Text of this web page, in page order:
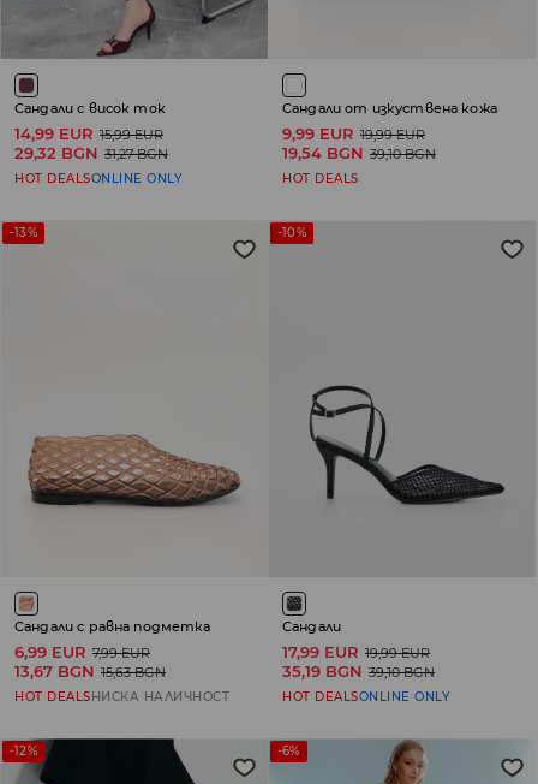
Сандали с висок ток
14,99 EUR 15,99 EUR
29,32 BGN 31,27 BGN
HOT DEALSONLINE ONLY
Сандали от изкуствена кожа
9,99 EUR 19,99 EUR
19,54 BGN 39,10 BGN
HOT DEALS
-13%
Сандали с равна подметка
6,99 EUR 7,99 EUR
13,67 BGN 15,63 BGN
HOT DEALSНИСКА НАЛИЧНОСТ
-10%
Сандали
17,99 EUR 19,99 EUR
35,19 BGN 39,10 BGN
HOT DEALSONLINE ONLY
-12% -6%